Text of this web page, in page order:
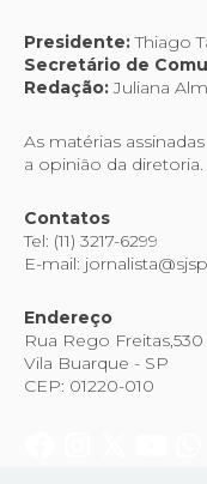
Presidente:Thiago
Secretário de
Redação:Juliana
As matérias
a opinião da diretoria.
Contatos
Tel: (11) 3217-6299
E-mail:
Endereço
Rua Rego
Vila Buarque - SP
CEP: 01220-010